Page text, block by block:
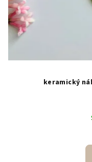
keramický